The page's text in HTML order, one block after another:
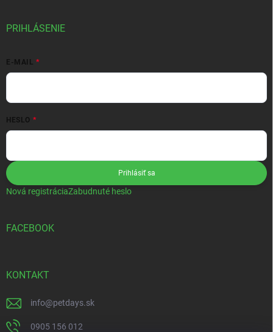
PRIHLÁSENIE
E-MAIL
HESLO
Prihlásiť sa
Nová registráciaZabudnuté heslo
FACEBOOK
KONTAKT
info@petdays.sk
0905 156 012